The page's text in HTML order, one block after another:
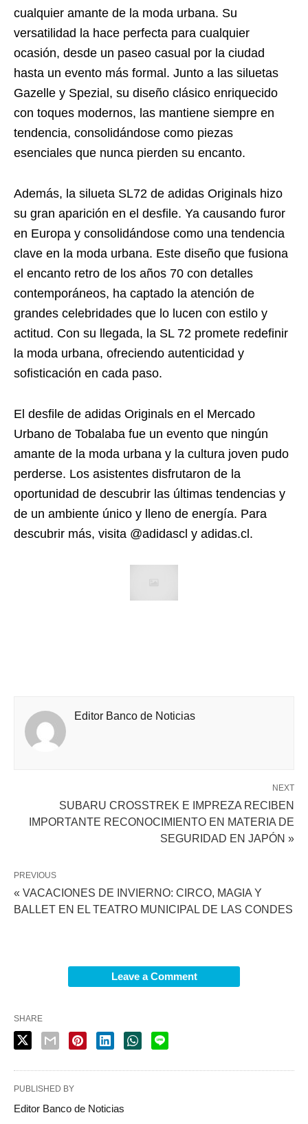
cualquier amante de la moda urbana. Su
versatilidad la hace perfecta para cualquier
ocasión, desde un paseo casual por la ciudad
hasta un evento más formal. Junto a las siluetas
Gazelle y Spezial, su diseño clásico enriquecido
con toques modernos, las mantiene siempre en
tendencia, consolidándose como piezas
esenciales que nunca pierden su encanto.
Además, la silueta SL72 de adidas Originals hizo
su gran aparición en el desfile. Ya causando furor
en Europa y consolidándose como una tendencia
clave en la moda urbana. Este diseño que fusiona
el encanto retro de los años 70 con detalles
contemporáneos, ha captado la atención de
grandes celebridades que lo lucen con estilo y
actitud. Con su llegada, la SL 72 promete redefinir
la moda urbana, ofreciendo autenticidad y
sofisticación en cada paso.
El desfile de adidas Originals en el Mercado
Urbano de Tobalaba fue un evento que ningún
amante de la moda urbana y la cultura joven pudo
perderse. Los asistentes disfrutaron de la
oportunidad de descubrir las últimas tendencias y
de un ambiente único y lleno de energía. Para
descubrir más, visita @adidascl y adidas.cl.
Editor Banco de Noticias
NEXT
SUBARU CROSSTREK E IMPREZA RECIBEN
IMPORTANTE RECONOCIMIENTO EN MATERIA DE
SEGURIDAD EN JAPÓN »
PREVIOUS
« VACACIONES DE INVIERNO: CIRCO, MAGIA Y
BALLET EN EL TEATRO MUNICIPAL DE LAS CONDES
Leave a Comment
SHARE
PUBLISHED BY
Editor Banco de Noticias